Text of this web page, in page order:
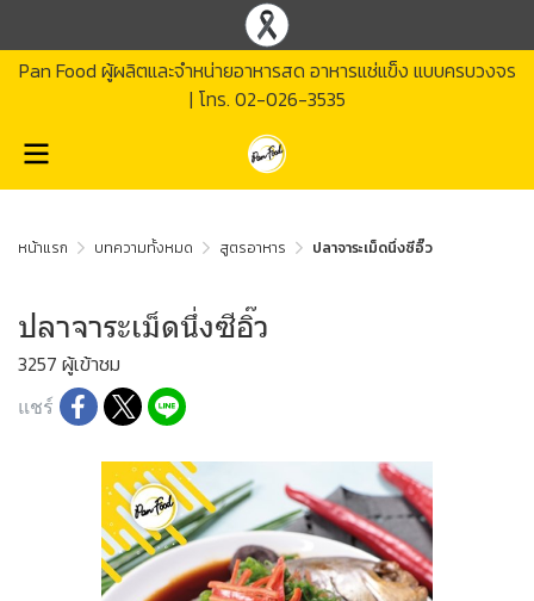
Pan Food ผู้ผลิตและจำหน่ายอาหารสด อาหารแช่แข็ง แบบครบวงจร
| โทร. 02-026-3535
หน้าแรก บทความทั้งหมด สูตรอาหาร ปลาจาระเม็ดนึ่งซีอิ๊ว
ปลาจาระเม็ดนึ่งซีอิ๊ว
3257 ผู้เข้าชม
แชร์